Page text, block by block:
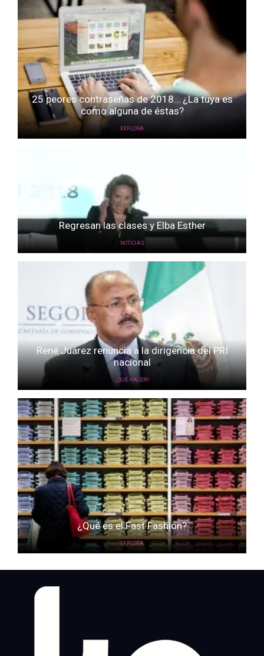
25 peores contraseñas de 2018… ¿La tuya es
como alguna de éstas?
EXPLORA
Regresan las clases y Elba Esther
NOTICIAS
René Juárez renuncia a la dirigencia del PRI
nacional
¿QUÉ HACER?
¿Qué es el Fast Fashion?
EXPLORA